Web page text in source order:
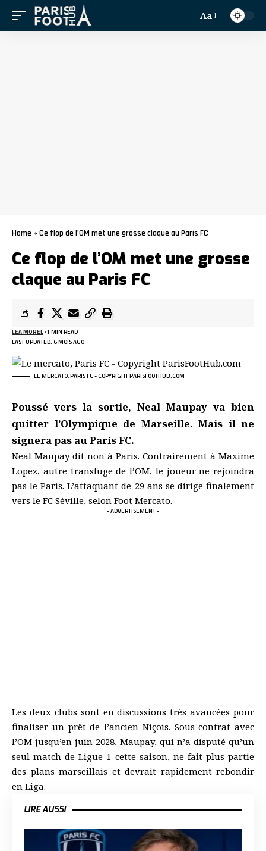
Aa
Home » Ce flop de l’OM met une grosse claque au Paris FC
Ce flop de l’OM met une grosse
claque au Paris FC
LAST UPDATED: 6 MOIS AGO
LEA MOREL 1 MIN READ
LE MERCATO, PARIS FC - COPYRIGHT PARISFOOTHUB.COM
Poussé vers la sortie, Neal Maupay va bien
quitter l’Olympique de Marseille. Mais il ne
signera pas au Paris FC.
Neal Maupay dit non à Paris. Contrairement à Maxime
Lopez, autre transfuge de l’OM, le joueur ne rejoindra
pas le Paris. L’attaquant de 29 ans se dirige finalement
vers le FC Séville, selon Foot Mercato.
- ADVERTISEMENT -
Les deux clubs sont en discussions très avancées pour
finaliser un prêt de l’ancien Niçois. Sous contrat avec
l’OM jusqu’en juin 2028, Maupay, qui n’a disputé qu’un
seul match de Ligue 1 cette saison, ne fait plus partie
des plans marseillais et devrait rapidement rebondir
en Liga.
LIRE AUSSI